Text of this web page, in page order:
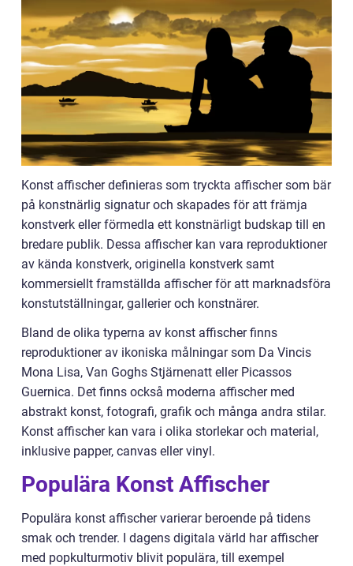
Konst affischer definieras som tryckta affischer som bär
på konstnärlig signatur och skapades för att främja
konstverk eller förmedla ett konstnärligt budskap till en
bredare publik. Dessa affischer kan vara reproduktioner
av kända konstverk, originella konstverk samt
kommersiellt framställda affischer för att marknadsföra
konstutställningar, gallerier och konstnärer.
Bland de olika typerna av konst affischer finns
reproduktioner av ikoniska målningar som Da Vincis
Mona Lisa, Van Goghs Stjärnenatt eller Picassos
Guernica. Det finns också moderna affischer med
abstrakt konst, fotografi, grafik och många andra stilar.
Konst affischer kan vara i olika storlekar och material,
inklusive papper, canvas eller vinyl.
Populära Konst Affischer
Populära konst affischer varierar beroende på tidens
smak och trender. I dagens digitala värld har affischer
med popkulturmotiv blivit populära, till exempel